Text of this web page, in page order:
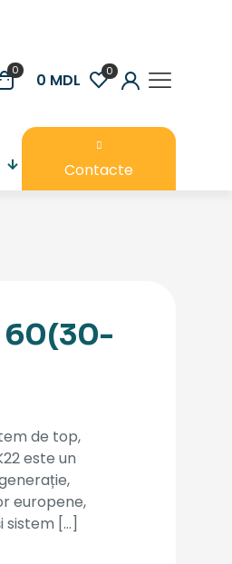
0 0 MDL 0
Contacte
60(30-
de top,
este un
europene,
sistem […]